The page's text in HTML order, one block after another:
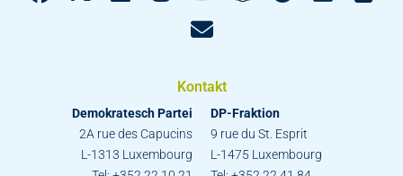
Kontakt
Demokratesch Partei
2A rue des Capucins
L-1313 Luxembourg
DP-Fraktion
9 rue du St. Esprit
L-1475 Luxembourg